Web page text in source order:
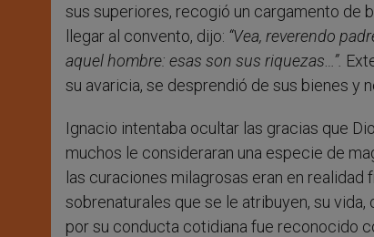
sus superiores, recogió un cargamento de
llegar al convento, dijo: “Vea, reverendo
aquel hombre: esas son sus riquezas…”.
su avaricia, se desprendió de sus bienes y
Ignacio intentaba ocultar las gracias que
muchos le consideraran una especie de
las curaciones milagrosas eran en
sobrenaturales que se le atribuyen, su
por su conducta cotidiana fue reconocido